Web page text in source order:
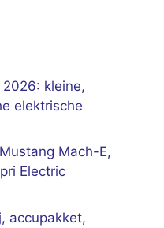
kleine,
elektrische
Mach-E,
Electric
accupakket,